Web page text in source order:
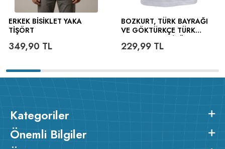
ERKEK BISIKLET YAKA
TIŞÖRT
349,90 TL
BOZKURT, TÜRK BAYRAĞI
VE GÖKTÜRKÇE TÜRK
229,99TL
Kategoriler
Önemli Bilgiler